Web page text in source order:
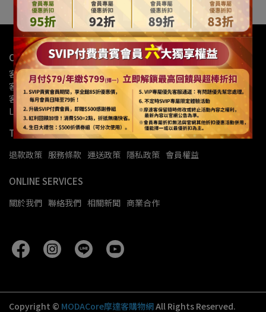
CONTACT US
客服專線：02-27150069
客服時間：週一至週五9:00-18:00
客服信箱：info@modacore.com
LINE OA官方帳號：@modacore
TERMS OF USE
退款政策 服務條款 運送政策 隱私政策 會員權益
ONLINE SERVICES
關於我們 聯絡我們 相關新聞 商業合作
Copyright © MODACore摩達客購物網All Rights Reserved.